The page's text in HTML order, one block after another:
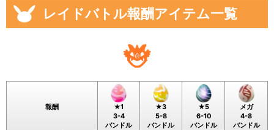
レイドバトル報酬アイテム一覧
報酬
★1
3-4
バンドル
★3
5-8
バンドル
★5
6-10
バンドル
メガ
4-8
バンドル